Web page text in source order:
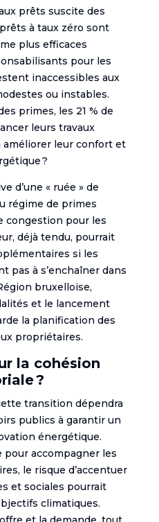
prêts suscite des
à taux zéro sont
plus efficaces
pour les
inaccessibles aux
ou instables.
primes, les 21 % de
leurs travaux
leur confort et
?
d’une « ruée » de
régime de primes
congestion pour les
déjà tendu, pourrait
si les
pas à s’enchaîner dans
bruxelloise,
et le lancement
la planification des
propriétaires.
la cohésion
?
transition dépendra
publics à garantir un
énergétique.
accompagner les
le risque d’accentuer
et sociales pourrait
climatiques.